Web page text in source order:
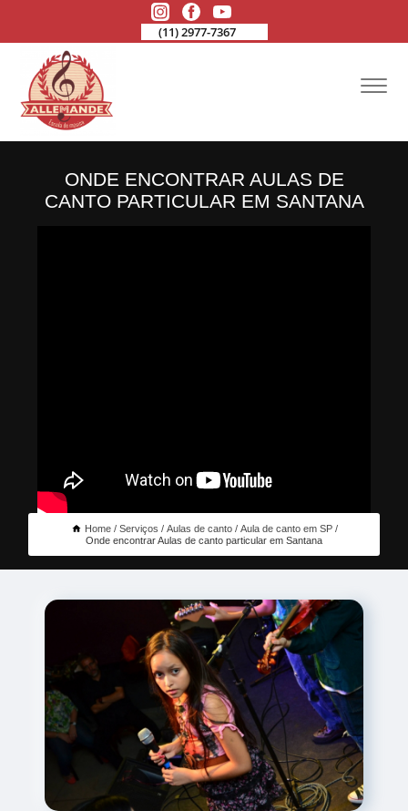
(11) 2977-7367
ONDE ENCONTRAR AULAS DE
CANTO PARTICULAR EM SANTANA
Home Serviços Aulas de canto
Aula de canto em SP
Onde encontrar Aulas de canto particular em Santana